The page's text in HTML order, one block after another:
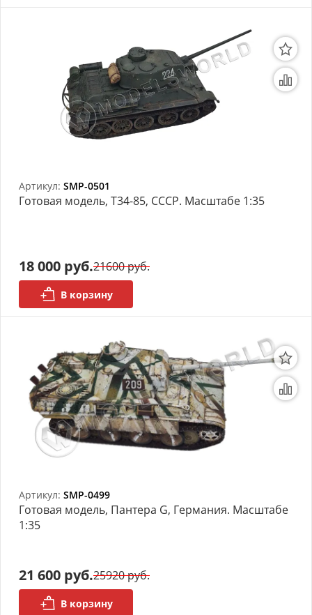
Артикул: SMP-0501
Готовая модель, Т34-85, СССР. Масштабе 1:35
18 000 руб.21600 руб.
В корзину
Артикул: SMP-0499
Готовая модель, Пантера G, Германия. Масштабе
1:35
21 600 руб.25920 руб.
В корзину